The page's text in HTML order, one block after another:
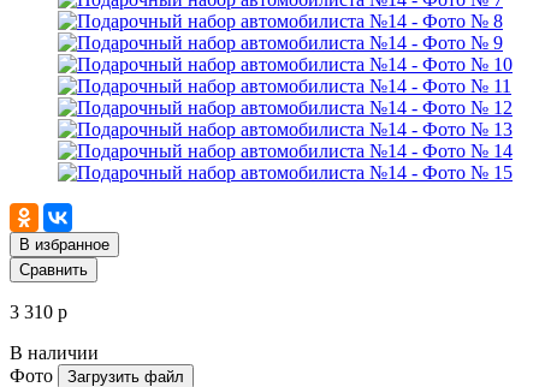
В избранное
Сравнить
3 310 р
В наличии
Фото
Загрузить файл